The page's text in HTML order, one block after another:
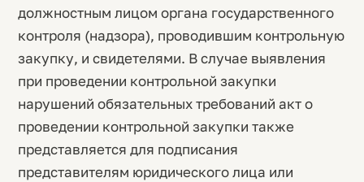
должностным лицом органа государственного
контроля (надзора), проводившим контрольную
закупку, и свидетелями. В случае выявления
при проведении контрольной закупки
нарушений обязательных требований акт о
проведении контрольной закупки также
представляется для подписания
представителям юридического лица или